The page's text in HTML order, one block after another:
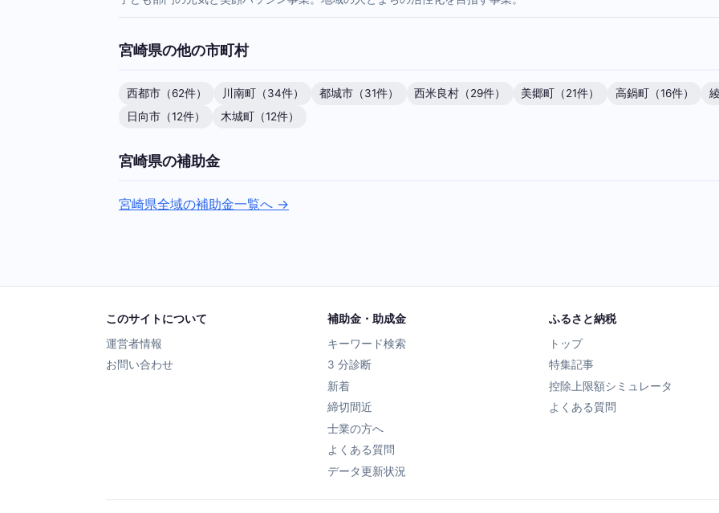
宮崎県の他の市町村
西都市（62件） 川南町（34件） 都城市（31件） 西米良村（29件） 美郷町（21件） 高鍋町（16件）
日向市（12件）
木城町（12件）
宮崎県の補助金
宮崎県全域の補助金一覧へ →
このサイトについて
運営者情報
お問い合わせ
補助金・助成金
キーワード検索
3 分診断
新着
締切間近
士業の方へ
よくある質問
データ更新状況
ふるさと納税
トップ
特集記事
控除上限額シミュレータ
よくある質問